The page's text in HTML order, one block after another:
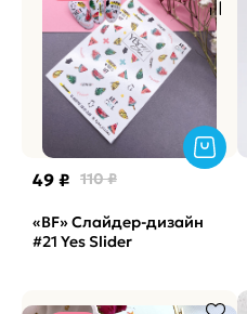
49 ₽ 110 ₽
«BF» Слайдер-дизайн
#21 Yes Slider